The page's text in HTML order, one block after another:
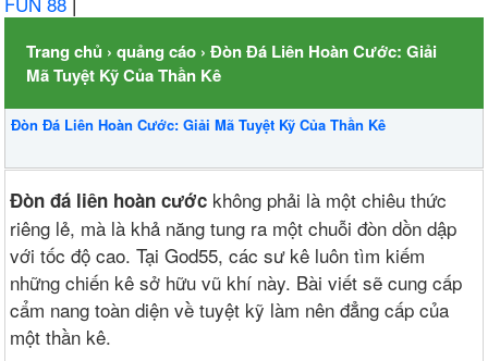
Trang chủ › quảng cáo › Đòn Đá Liên Hoàn Cước: Giải
Mã Tuyệt Kỹ Của Thần Kê
Đòn Đá Liên Hoàn Cước: Giải Mã Tuyệt Kỹ Của Thần Kê
Đòn đá liên hoàn cước không phải là một chiêu thức
riêng lẻ, mà là khả năng tung ra một chuỗi đòn dồn dập
với tốc độ cao. Tại God55, các sư kê luôn tìm kiếm
những chiến kê sở hữu vũ khí này. Bài viết sẽ cung cấp
cẩm nang toàn diện về tuyệt kỹ làm nên đẳng cấp của
một thần kê.